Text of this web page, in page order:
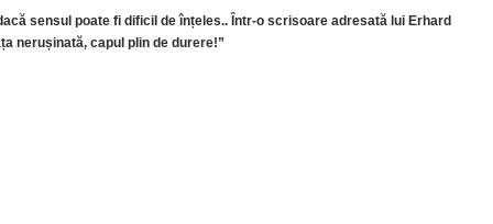
sensul poate fi dificil de înțeles.. Într-o scrisoare adresată lui Erhard
nerușinată, capul plin de durere!”